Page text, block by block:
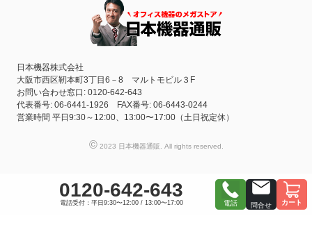
0120-642-643
電話受付：平日9:30〜12:00 / 13:00〜17:00 電話 問合せ カート
日本機器株式会社
大阪市西区靭本町3丁目6－8 マルトモビル３F
お問い合わせ窓口: 0120-642-643
代表番号: 06-6441-1926 FAX番号: 06-6443-0244
営業時間 平日9:30～12:00、13:00〜17:00（土日祝定休）
©2023 日本機器通販. All rights reserved.